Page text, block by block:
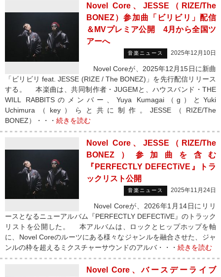
Novel Core、JESSE（RIZE/The
BONEZ）参加曲「ビリビリ」配信
＆MVプレミア公開 4月から全国ツ
アーへ
音楽ニュース 2025年12月10日
Novel Coreが、2025年12月15日に新曲
「ビリビリ feat. JESSE (RIZE / The BONEZ)」を先行配信リリース
する。 本楽曲は、共同制作者・JUGEMと、ハウスバンド・THE
WILL RABBITSのメンバー、Yuya Kumagai（g）とYuki
Uchimura（key）らと共に制作。JESSE（RIZE/The
BONEZ）・・・ 続きを読む
Novel Core、JESSE（RIZE/The
BONEZ）参加曲を含む
『PERFECTLY DEFECTiVE』トラ
ックリスト公開
音楽ニュース 2025年11月24日
Novel Coreが、2026年1月14日にリリ
ースとなるニューアルバム『PERFECTLY DEFECTiVE』のトラック
リストを公開した。 本アルバムは、ロックとヒップホップを軸
に、Novel Coreのルーツにある様々なジャンルを融合させた、ジャ
ンルの枠を超えるミクスチャーサウンドのアルバ・・・ 続きを読む
Novel Core、バースデーライブ